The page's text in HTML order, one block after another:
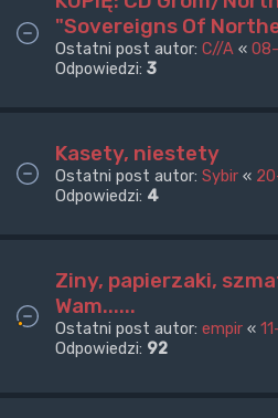
"Sovereigns Of
Ostatni post autor: C//A «
Odpowiedzi: 3
Kasety, niestety
Ostatni post autor: Sybir «
Odpowiedzi: 4
Ziny, papierzaki,
Wam......
Ostatni post autor: empir «
Odpowiedzi: 92